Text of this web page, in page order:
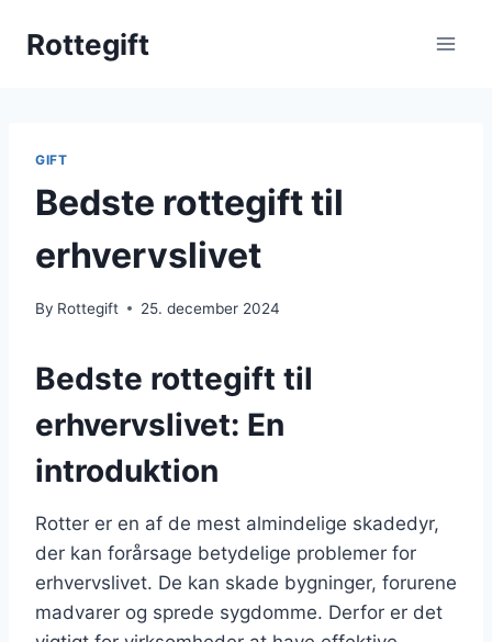
Rottegift
GIFT
Bedste rottegift til
erhvervslivet
By Rottegift 25. december 2024
Bedste rottegift til
erhvervslivet: En
introduktion
Rotter er en af de mest almindelige skadedyr,
der kan forårsage betydelige problemer for
erhvervslivet. De kan skade bygninger, forurene
madvarer og sprede sygdomme. Derfor er det